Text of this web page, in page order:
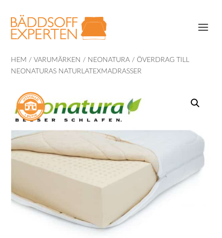
HEM /VARUMÄRKEN / NEONATURA / ÖVERDRAG TILL
NEONATURAS NATURLATEXMADRASSER